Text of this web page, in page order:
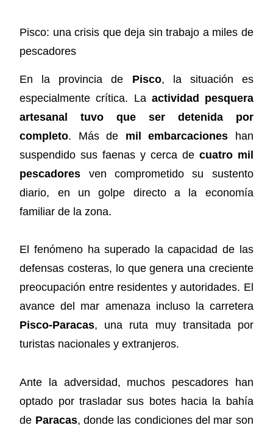
Pisco: una crisis que deja sin trabajo a miles de
pescadores
En la provincia de Pisco, la situación es
especialmente crítica. La actividad pesquera
artesanal tuvo que ser detenida por
completo. Más de mil embarcaciones han
suspendido sus faenas y cerca de cuatro mil
pescadores ven comprometido su sustento
diario, en un golpe directo a la economía
familiar de la zona.
El fenómeno ha superado la capacidad de las
defensas costeras, lo que genera una creciente
preocupación entre residentes y autoridades. El
avance del mar amenaza incluso la carretera
Pisco-Paracas, una ruta muy transitada por
turistas nacionales y extranjeros.
Ante la adversidad, muchos pescadores han
optado por trasladar sus botes hacia la bahía
de Paracas, donde las condiciones del mar son